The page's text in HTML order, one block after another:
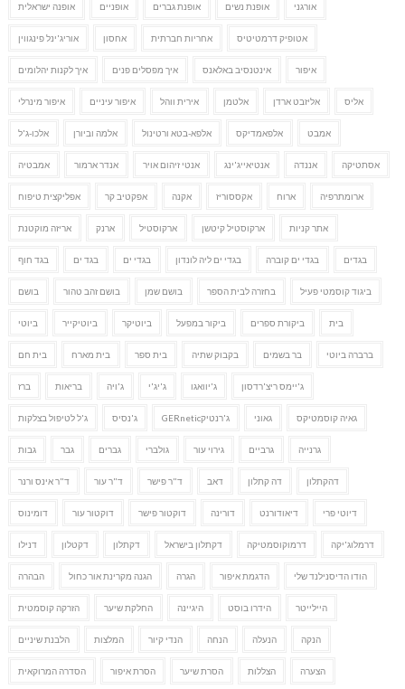
אופנה ישראלית אופניים אופנת גברים אופנת נשים אורגני
אוריג'ינל פינגווין אחסון אחריות חברתית אטופיק דרמטיטיס
איך לקנות יהלומים איך מפסלים פנים אינטנסיב באלאנס איפור
איפור מינרלי איפור עיניים אירית ווהל אלטמן אליזבט ארדן אליס
אלכו-ג'ל אלמה וביורן אלפא-בטא ורטינול אלפאמדיקס אמבט
אמבטיה אנדר ארמור אנטי זיהום אויר אנטיאייג'ינג אננדה אסתטיקה
אפליקצית טיפוח אפקטיב קר אקנה אקססוריז ארוח ארומתרפיה
אריזה מוקטנת ארנק ארקוסטיל ארקוסטיל קיטשן אתר קניות
בגד חוף בגד ים בגדי ים בגדי ים ליה לונדון בגדי ים קוברה בגדים
בושם בושם זהב טהור בושם שמן בחזרה לבית הספר ביגוד קוסמטי פעיל
ביוטי ביוטיקייר ביוטיקר ביקור במפעל ביקורת ספרים בית
בית חם בית מארח בית ספר בקבוק שתיה בר בשמים ברברה ביוטי
ברז בריאות ג'ויה ג'יג'י ג'יוואגו ג'יימס ריצ'רדסון
ג'ל לטיפול בצלקות ג'נסיס ג'רנטיקGERnetic גאוני גאיה קוסמטיקס
גבות גבר גברים גולברי גירוי עור גרביים גרנייה
ד"ר אינס ורנר ד"ר עור ד"ר פישר דאב דה קתלון דהקתלון
דומינוס דוקטור עור דוקטור פישר דורינה דיאודורנט דיוטי פרי
דנילו דקטלון דקתלון דקתלון בישראל דרמוקוסמטיקה דרמלוג'יקה
הבהרה הגנה מקרינת אור כחול הגרה הדגמת איפור הודו הדיסנילנד שלי
הזרקה קוסמטית החלקת שיער היגיינה הידרו בוסט היילייטר
הלבנת שיניים המלצות הנדי קיור הנחה הנעלה הנקה
הסדרה המרוקאית הסרת איפור הסרת שיער הצללות הצערה